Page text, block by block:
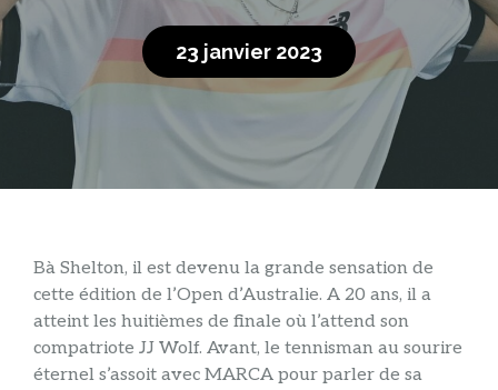
23 janvier 2023
Bà Shelton, il est devenu la grande sensation de
cette édition de l’Open d’Australie. A 20 ans, il a
atteint les huitièmes de finale où l’attend son
compatriote JJ Wolf. Avant, le tennisman au sourire
éternel s’assoit avec MARCA pour parler de sa